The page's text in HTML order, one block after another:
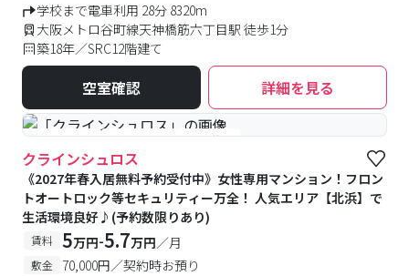
学校まで電車利用 28分 8320m
大阪メトロ谷町線天神橋筋六丁目駅 徒歩1分
築18年／SRC12階建て
空室確認 詳細を見る
#女性専用 #予約受付中 #空室待ち
クラインシュロス
《2027年春入居無料予約受付中》女性専用マンション！フロン
トオートロック等セキュリティー万全！ 人気エリア【北浜】で
生活環境良好♪(予約数限りあり)
賃料 5万円-5.7万円／月
敷金 70,000円／契約時お預り